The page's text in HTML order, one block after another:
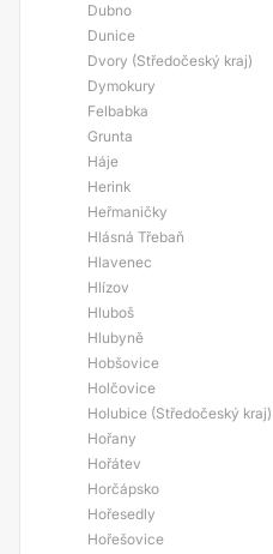
Dubno
Dunice
Dvory (Středočeský kraj)
Dymokury
Felbabka
Grunta
Háje
Herink
Heřmaničky
Hlásná Třebaň
Hlavenec
Hlízov
Hluboš
Hlubyně
Hobšovice
Holčovice
Holubice (Středočeský kraj)
Hořany
Hořátev
Horčápsko
Hořesedly
Hořešovice